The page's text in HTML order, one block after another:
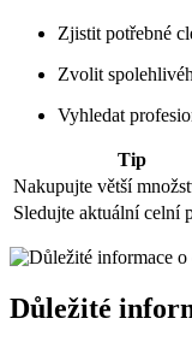
Zjistit potřebné
Zvolit
Vyhledat
Tip
Nakupujte větší
Sledujte aktuální celní
Důležité